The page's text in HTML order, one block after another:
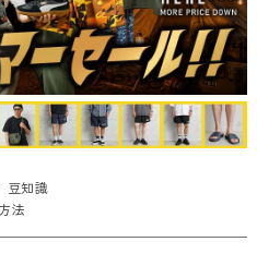
豆知識
法